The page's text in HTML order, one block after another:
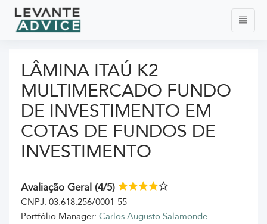
LÂMINA ITAÚ K2
MULTIMERCADO FUNDO
DE INVESTIMENTO EM
COTAS DE FUNDOS DE
INVESTIMENTO
Avaliação Geral (4/5)
CNPJ: 03.618.256/0001-55
Portfólio Manager: Carlos Augusto Salamonde